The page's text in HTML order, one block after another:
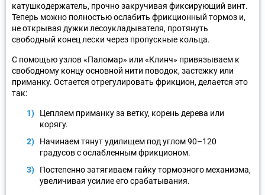
катушкодержатель, прочно закручивая фиксирующий винт.
Теперь можно полностью ослабить фрикционный тормоз и,
не открывая дужки лесоукладывателя, протянуть
свободный конец лески через пропускные кольца.
С помощью узлов «Паломар» или «Клинч» привязываем к
свободному концу основной нити поводок, застежку или
приманку. Остается отрегулировать фрикцион, делается это
так:
Цепляем приманку за ветку, корень дерева или
корягу.
Начинаем тянут удилищем под углом 90–120
градусов с ослабленным фрикционом.
Постепенно затягиваем гайку тормозного механизма,
увеличивая усилие его срабатывания.